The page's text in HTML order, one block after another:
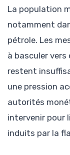
La population
notamment
pétrole. Les
à basculer
restent
une pression
autorités
intervenir pour
induits par la